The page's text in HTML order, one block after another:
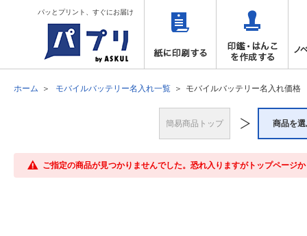
パッとプリント、すぐにお届け
ホーム モバイルバッテリー名入れ一覧 モバイルバッテリー名入れ価格
簡易商品トップ 商品を
ご指定の商品が見つかりませんでした。恐れ入りますがトップページ